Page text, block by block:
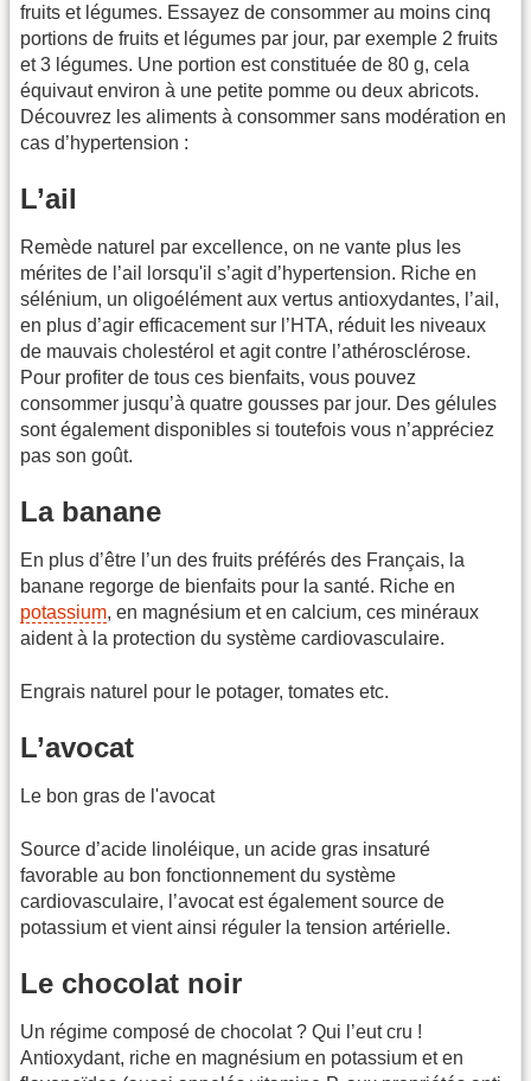
fruits et légumes. Essayez de consommer au moins cinq
portions de fruits et légumes par jour, par exemple 2 fruits
et 3 légumes. Une portion est constituée de 80 g, cela
équivaut environ à une petite pomme ou deux abricots.
Découvrez les aliments à consommer sans modération en
cas d’hypertension :
L’ail
Remède naturel par excellence, on ne vante plus les
mérites de l’ail lorsqu'il s’agit d’hypertension. Riche en
sélénium, un oligoélément aux vertus antioxydantes, l’ail,
en plus d’agir efficacement sur l’HTA, réduit les niveaux
de mauvais cholestérol et agit contre l’athérosclérose.
Pour profiter de tous ces bienfaits, vous pouvez
consommer jusqu’à quatre gousses par jour. Des gélules
sont également disponibles si toutefois vous n’appréciez
pas son goût.
La banane
En plus d’être l’un des fruits préférés des Français, la
banane regorge de bienfaits pour la santé. Riche en
potassium, en magnésium et en calcium, ces minéraux
aident à la protection du système cardiovasculaire.
Engrais naturel pour le potager, tomates etc.
L’avocat
Le bon gras de l'avocat
Source d’acide linoléique, un acide gras insaturé
favorable au bon fonctionnement du système
cardiovasculaire, l’avocat est également source de
potassium et vient ainsi réguler la tension artérielle.
Le chocolat noir
Un régime composé de chocolat ? Qui l’eut cru !
Antioxydant, riche en magnésium en potassium et en